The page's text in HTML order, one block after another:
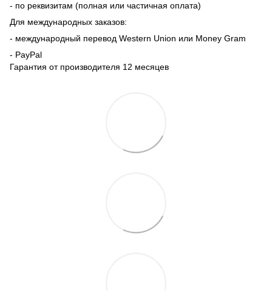
- по реквизитам (полная или частичная оплата)
Для международных заказов:
- международный перевод Western Union или Money Gram
- PayPal
Гарантия от производителя 12 месяцев